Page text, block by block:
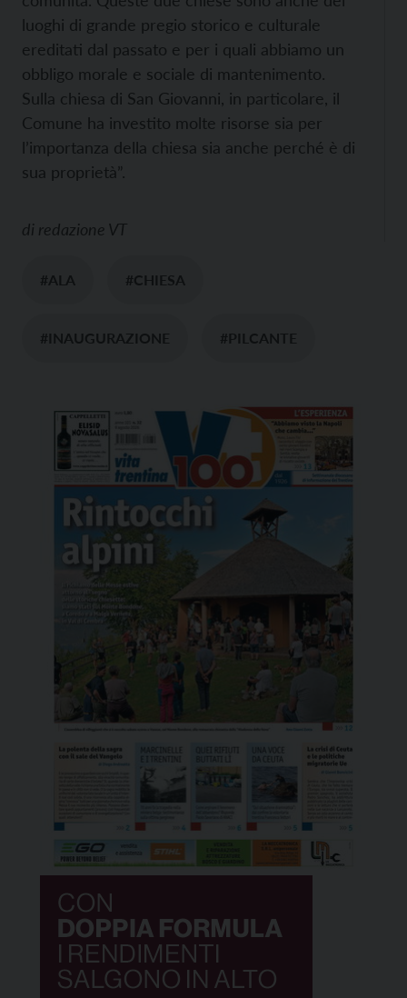
luoghi di grande pregio storico e culturale
ereditati dal passato e per i quali abbiamo un
obbligo morale e sociale di mantenimento.
Sulla chiesa di San Giovanni, in particolare, il
Comune ha investito molte risorse sia per
l’importanza della chiesa sia anche perché è di
sua proprietà”.
di redazione VT
#ALA #CHIESA
#INAUGURAZIONE #PILCANTE